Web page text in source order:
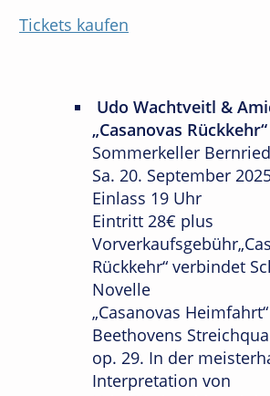
Tickets kaufen
Udo Wachtveitl &
„Casanovas Rückkehr“
Sommerkeller Bernried
Sa. 20. September
Einlass 19 Uhr
Eintritt 28€ plus
Rückkehr“ verbindet
Novelle
„Casanovas
Beethovens
op. 29. In der
Interpretation von